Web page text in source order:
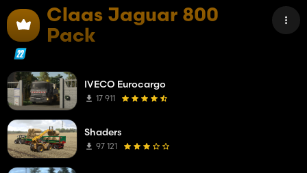
Claas Jaguar 800
Pack
IVECO Eurocargo
17 911
Shaders
97 121